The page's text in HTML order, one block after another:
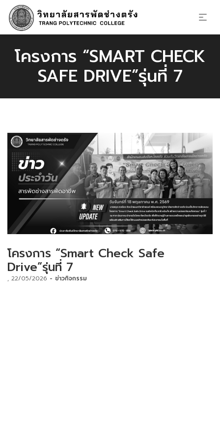
โครงการ “SMART CHECK
SAFE DRIVE”รุ่นที่ 7
โครงการ “Smart Check Safe
Drive”รุ่นที่ 7
22/05/2026 ข่าวกิจกรรม